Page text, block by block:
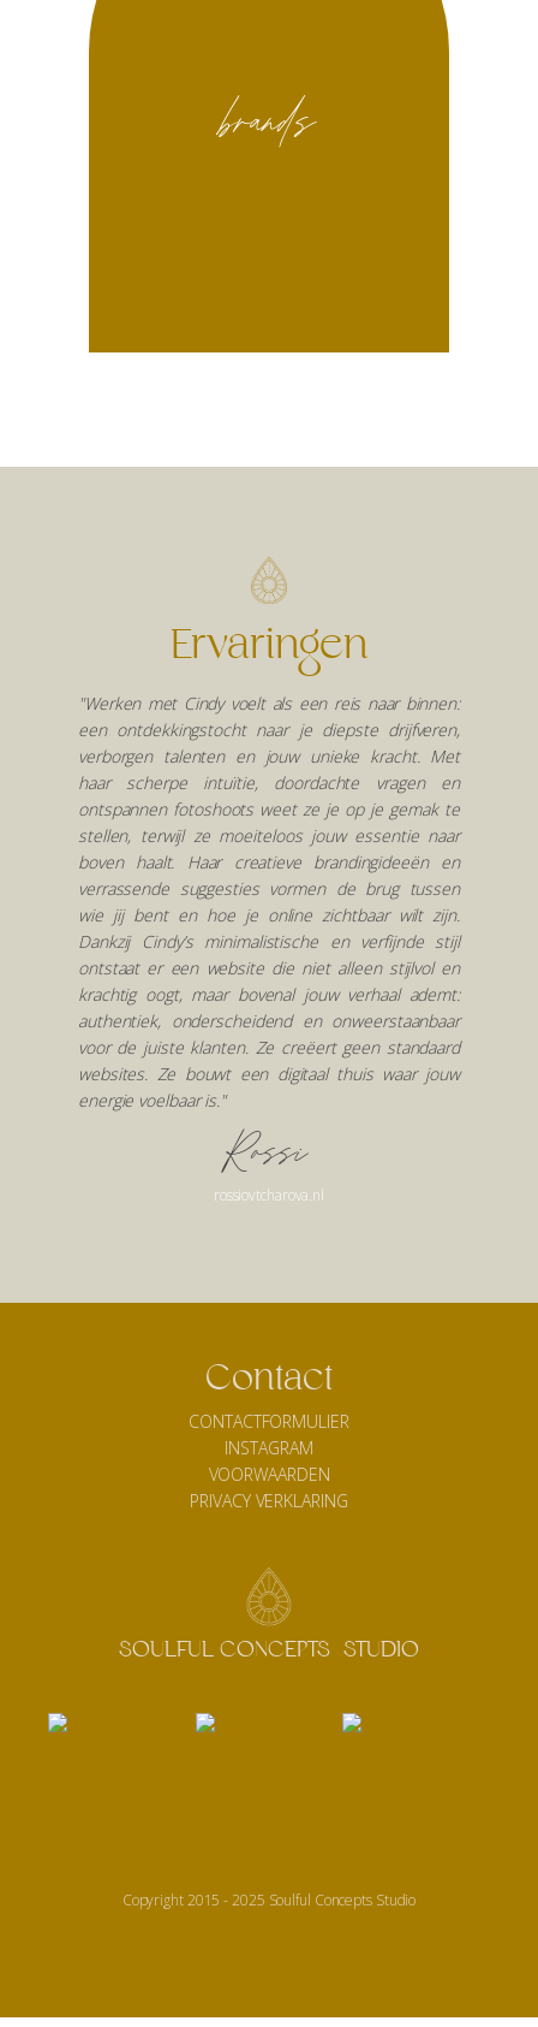
brands
Ervaringen
"Werken met Cindy voelt als een reis naar binnen:
een ontdekkingstocht naar je diepste drijfveren,
verborgen talenten en jouw unieke kracht. Met
haar scherpe intuïtie, doordachte vragen en
ontspannen fotoshoots weet ze je op je gemak te
stellen, terwijl ze moeiteloos jouw essentie naar
boven haalt. Haar creatieve brandingideeën en
verrassende suggesties vormen de brug tussen
wie jij bent en hoe je online zichtbaar wilt zijn.
Dankzij Cindy’s minimalistische en verfijnde stijl
ontstaat er een website die niet alleen stijlvol en
krachtig oogt, maar bovenal jouw verhaal ademt:
authentiek, onderscheidend en onweerstaanbaar
voor de juiste klanten. Ze creëert geen standaard
websites. Ze bouwt een digitaal thuis waar jouw
energie voelbaar is."
Rossi
rossiovtcharova.nl
SOULFUL CONCEPTS STUDIO
Copyright 2015 - 2025 Soulful Concepts Studio
Contact
CONTACTFORMULIER
INSTAGRAM
VOORWAARDEN
PRIVACY VERKLARING